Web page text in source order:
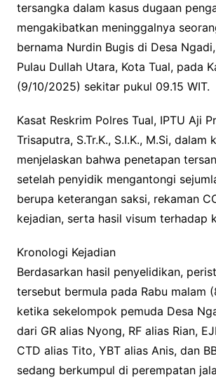
tersangka dalam kasus dugaan
mengakibatkan meninggalnya
bernama Nurdin Bugis di Desa
Pulau Dullah Utara, Kota Tual, pada
(9/10/2025) sekitar pukul 09.15 WIT.
Kasat Reskrim Polres Tual, IPTU Aji
Trisaputra, S.Tr.K., S.I.K., M.Si, dalam
menjelaskan bahwa penetapan
setelah penyidik mengantongi
berupa keterangan saksi, rekaman
kejadian, serta hasil visum terhadap
Kronologi Kejadian
Berdasarkan hasil penyelidikan,
tersebut bermula pada Rabu malam
ketika sekelompok pemuda Desa
dari GR alias Nyong, RF alias Rian,
CTD alias Tito, YBT alias Anis, dan
sedang berkumpul di perempatan